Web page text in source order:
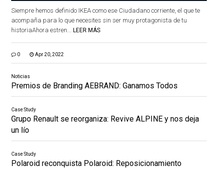
Siempre hemos definido IKEA como ese Ciudadano corriente, el que te
acompaña para lo que necesites sin ser muy protagonista de tu
historiaAhora estren... LEER MÁS
0 Apr 20, 2022
Noticias
Premios de Branding AEBRAND: Ganamos Todos
Case Study
Grupo Renault se reorganiza: Revive ALPINE y nos deja
un lío
Case Study
Polaroid reconquista Polaroid: Reposicionamiento